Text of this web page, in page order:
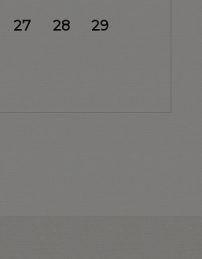
27 28 29